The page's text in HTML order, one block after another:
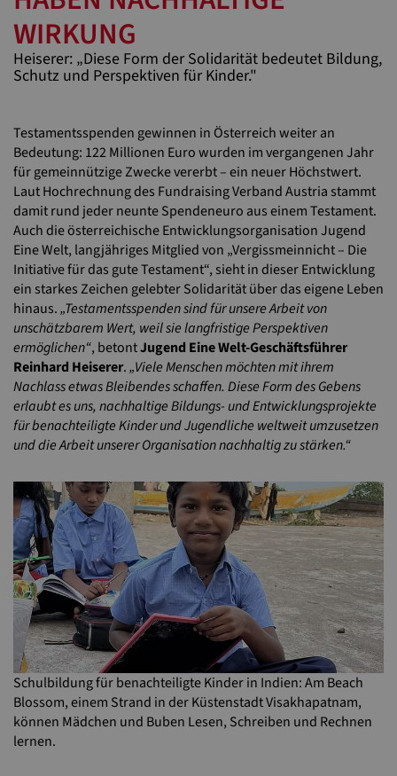
WIRKUNG
Heiserer: „Diese Form der Solidarität bedeutet Bildung,
Schutz und Perspektiven für Kinder."
Testamentsspenden gewinnen in Österreich weiter an
Bedeutung: 122 Millionen Euro wurden im vergangenen Jahr
für gemeinnützige Zwecke vererbt – ein neuer Höchstwert.
Laut Hochrechnung des Fundraising Verband Austria stammt
damit rund jeder neunte Spendeneuro aus einem Testament.
Auch die österreichische Entwicklungsorganisation Jugend
Eine Welt, langjähriges Mitglied von „Vergissmeinnicht – Die
Initiative für das gute Testament“, sieht in dieser Entwicklung
ein starkes Zeichen gelebter Solidarität über das eigene Leben
hinaus.„Testamentsspenden sind für unsere Arbeit von
unschätzbarem Wert, weil sie langfristige Perspektiven
ermöglichen“, betontJugend Eine Welt-Geschäftsführer
Reinhard Heiserer.„Viele Menschen möchten mit ihrem
Nachlass etwas Bleibendes schaffen. Diese Form des Gebens
erlaubt es uns, nachhaltige Bildungs- und Entwicklungsprojekte
für benachteiligte Kinder und Jugendliche weltweit umzusetzen
und die Arbeit unserer Organisation nachhaltig zu stärken.“
Schulbildung für benachteiligte Kinder in Indien: Am Beach
Blossom, einem Strand in der Küstenstadt Visakhapatnam,
können Mädchen und Buben Lesen, Schreiben und Rechnen
lernen.